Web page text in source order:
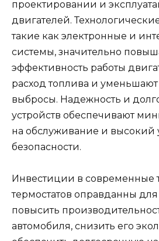
проектировании и
двигателей.
такие как электронные и
системы, значительно
эффективность работы
расход топлива и
выбросы. Надежность и
устройств обеспечивают
на обслуживание и высокий
безопасности.
Инвестиции в современные
термостатов оправданны для
повысить
автомобиля, снизить его